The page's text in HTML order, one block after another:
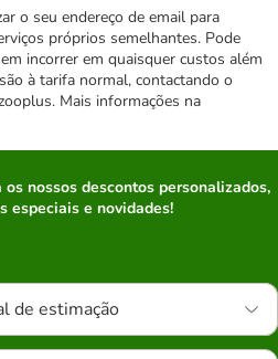
o seu endereço de email para
próprios semelhantes. Pode
incorrer em quaisquer custos além
à tarifa normal, contactando o
Mais informações na
os nossos descontos personalizados,
especiais e novidades!
de estimação